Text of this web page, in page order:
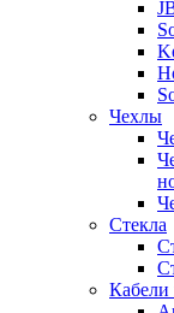
Чехлы
Стекла